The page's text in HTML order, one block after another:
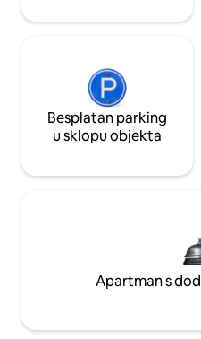
Besplatan parking
u sklopu objekta
Apartman s